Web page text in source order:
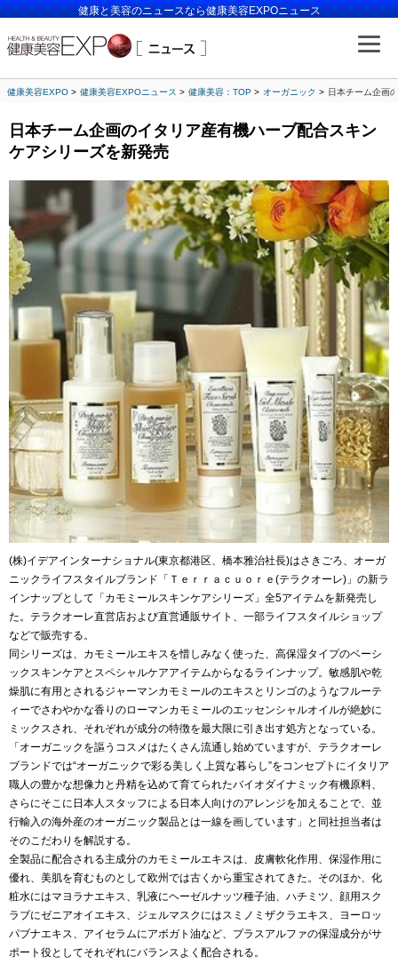
健康と美容のニュースなら健康美容EXPOニュース
健康美容EXPO 健康美容EXPOニュース 健康美容：TOP オーガニック 日本チーム企画
日本チーム企画のイタリア産有機ハーブ配合スキン
ケアシリーズを新発売
(株)イデアインターナショナル(東京都港区、橋本雅治社長)はさきごろ、オーガ
ニックライフスタイルブランド「Ｔｅｒｒａｃｕｏｒｅ(テラクオーレ)」の新ラ
インナップとして「カモミールスキンケアシリーズ」全5アイテムを新発売し
た。テラクオーレ直営店および直営通販サイト、一部ライフスタイルショップ
などで販売する。
同シリーズは、カモミールエキスを惜しみなく使った、高保湿タイプのベーシ
ックスキンケアとスペシャルケアアイテムからなるラインナップ。敏感肌や乾
燥肌に有用とされるジャーマンカモミールのエキスとリンゴのようなフルーテ
ィーでさわやかな香りのローマンカモミールのエッセンシャルオイルが絶妙に
ミックスされ、それぞれが成分の特徴を最大限に引き出す処方となっている。
「オーガニックを謳うコスメはたくさん流通し始めていますが、テラクオーレ
ブランドでは“オーガニックで彩る美しく上質な暮らし”をコンセプトにイタリア
職人の豊かな想像力と丹精を込めて育てられたバイオダイナミック有機原料、
さらにそこに日本人スタッフによる日本人向けのアレンジを加えることで、並
行輸入の海外産のオーガニック製品とは一線を画しています」と同社担当者は
そのこだわりを解説する。
全製品に配合される主成分のカモミールエキスは、皮膚軟化作用、保湿作用に
優れ、美肌を育むものとして欧州では古くから重宝されてきた。そのほか、化
粧水にはマヨラナエキス、乳液にヘーゼルナッツ種子油、ハチミツ、顔用スク
ラブにゼニアオイエキス、ジェルマスクにはスミノミザクラエキス、ヨーロッ
パブナエキス、アイセラムにアボガト油など、プラスアルファの保湿成分がサ
ポート役としてそれぞれにバランスよく配合される。